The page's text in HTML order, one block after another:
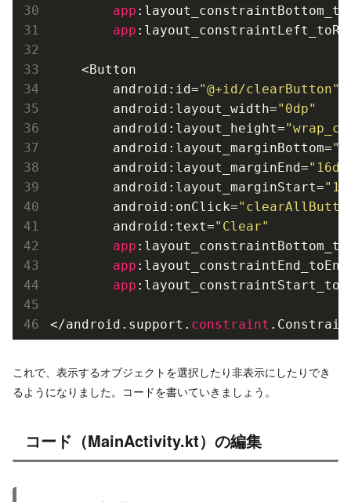
app
app
    <Button
        android:id=
"@+id/clearButton"
        android:layout_width=
"0dp"
        android:layout_height=
        android:layout_marginBottom=
        android:layout_marginEnd=
        android:layout_marginStart=
        android:onClick=
        android:text=
"Clear"
app
app
app
</android.support. constraint
これで、表示するオブジェクトを選択したり非表示にしたりでき
るようになりました。コードを書いていきましょう。
コード（MainActivity.kt）の編集